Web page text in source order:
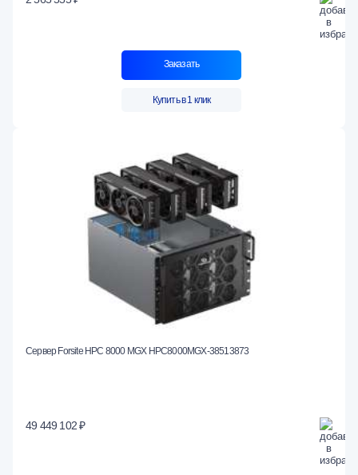
Заказать
Купить в 1 клик
Сервер Forsite HPC 8000 MGX HPC8000MGX-38513873
49 449 102 ₽